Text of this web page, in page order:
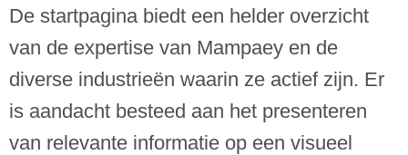
De startpagina biedt een helder overzicht
van de expertise van Mampaey en de
diverse industrieën waarin ze actief zijn. Er
is aandacht besteed aan het presenteren
van relevante informatie op een visueel